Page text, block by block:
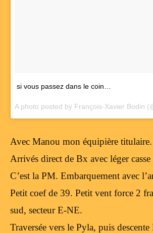
si vous passez dans le coin…
A photo posted by François-Xavier Bodin
Avec Manou mon équipière titulaire.
Arrivés direct de Bx avec léger casse
C’est la PM. Embarquement avec
Petit coef de 39. Petit vent force 2
sud, secteur E-NE.
Traversée vers le Pyla, puis